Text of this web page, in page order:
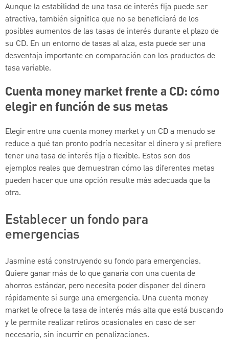
Aunque la estabilidad de una tasa de interés fija puede ser
atractiva, también significa que no se beneficiará de los
posibles aumentos de las tasas de interés durante el plazo de
su CD. En un entorno de tasas al alza, esta puede ser una
desventaja importante en comparación con los productos de
tasa variable.
Cuenta money market frente a CD: cómo
elegir en función de sus metas
Elegir entre una cuenta money market y un CD a menudo se
reduce a qué tan pronto podría necesitar el dinero y si prefiere
tener una tasa de interés fija o flexible. Estos son dos
ejemplos reales que demuestran cómo las diferentes metas
pueden hacer que una opción resulte más adecuada que la
otra.
Establecer un fondo para
emergencias
Jasmine está construyendo su fondo para emergencias.
Quiere ganar más de lo que ganaría con una cuenta de
ahorros estándar, pero necesita poder disponer del dinero
rápidamente si surge una emergencia. Una cuenta money
market le ofrece la tasa de interés más alta que está buscando
y le permite realizar retiros ocasionales en caso de ser
necesario, sin incurrir en penalizaciones.